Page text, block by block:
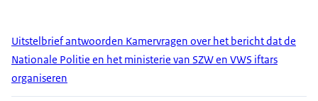
Uitstelbrief antwoorden Kamervragen over het bericht dat de
Nationale Politie en het ministerie van SZW en VWS iftars
organiseren